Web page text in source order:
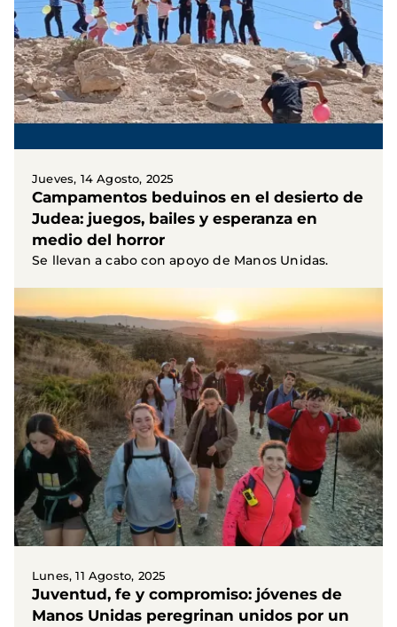
Jueves, 14 Agosto, 2025
Campamentos beduinos en el desierto de
Judea: juegos, bailes y esperanza en
medio del horror
Se llevan a cabo con apoyo de Manos Unidas.
Lunes, 11 Agosto, 2025
Juventud, fe y compromiso: jóvenes de
Manos Unidas peregrinan unidos por un